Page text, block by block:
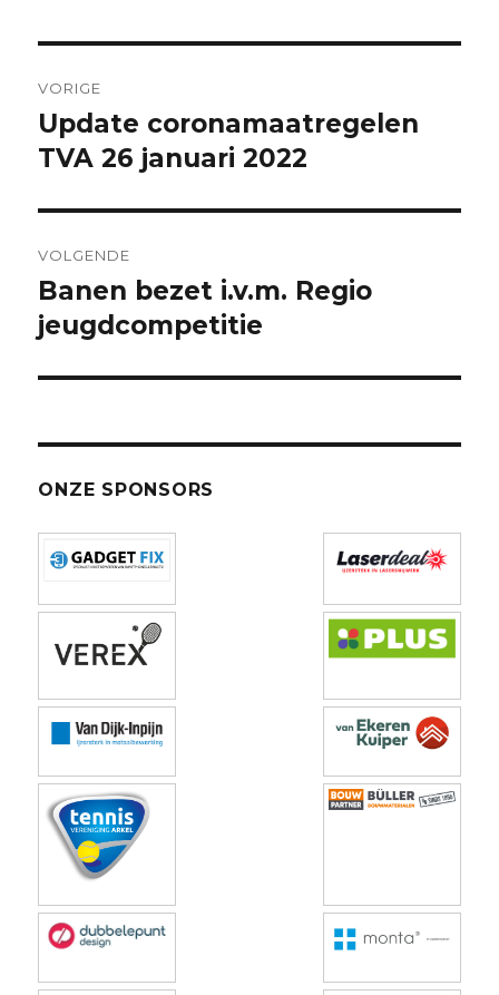
navigatie
VORIGE
Vorig
bericht:
Update coronamaatregelen
TVA 26 januari 2022
VOLGENDE
Volgend
bericht:
Banen bezet i.v.m. Regio
jeugdcompetitie
ONZE SPONSORS